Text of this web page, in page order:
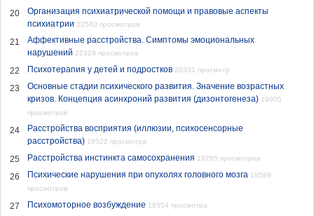
20
Организация психиатрической помощи и правовые аспекты
психиатрии 22580 просмотров
21
Аффективные расстройства. Симптомы эмоциональных
нарушений 22329 просмотров
22 Психотерапия у детей и подростков 20331 просмотр
23
Основные стадии психического развития. Значение возрастных
кризов. Концепция асинхроний развития (дизонтогенеза) 19905
просмотров
24
Расстройства восприятия (иллюзии, психосенсорные
расстройства) 19522 просмотра
25 Расстройства инстинкта самосохранения 19265 просмотров
26 Психические нарушения при опухолях головного мозга 18589
просмотров
27 Психомоторное возбуждение 18554 просмотра